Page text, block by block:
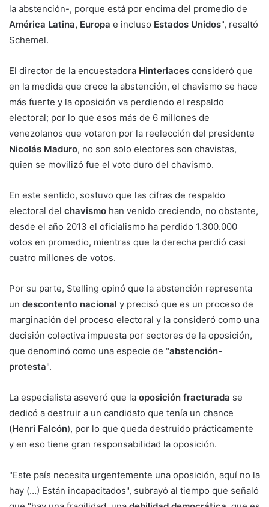
la abstención-, porque está por encima del promedio de
América Latina, Europa e incluso Estados Unidos", resaltó
Schemel.
El director de la encuestadora Hinterlaces consideró que
en la medida que crece la abstención, el chavismo se hace
más fuerte y la oposición va perdiendo el respaldo
electoral; por lo que esos más de 6 millones de
venezolanos que votaron por la reelección del presidente
Nicolás Maduro, no son solo electores son chavistas,
quien se movilizó fue el voto duro del chavismo.
En este sentido, sostuvo que las cifras de respaldo
electoral del chavismo han venido creciendo, no obstante,
desde el año 2013 el oficialismo ha perdido 1.300.000
votos en promedio, mientras que la derecha perdió casi
cuatro millones de votos.
Por su parte, Stelling opinó que la abstención representa
un descontento nacional y precisó que es un proceso de
marginación del proceso electoral y la consideró como una
decisión colectiva impuesta por sectores de la oposición,
que denominó como una especie de "abstención-
protesta".
La especialista aseveró que la oposición fracturada se
dedicó a destruir a un candidato que tenía un chance
(Henri Falcón), por lo que queda destruido prácticamente
y en eso tiene gran responsabilidad la oposición.
"Este país necesita urgentemente una oposición, aquí no la
hay (…) Están incapacitados", subrayó al tiempo que señaló